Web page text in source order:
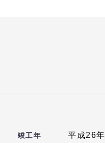
竣工年 平成26年